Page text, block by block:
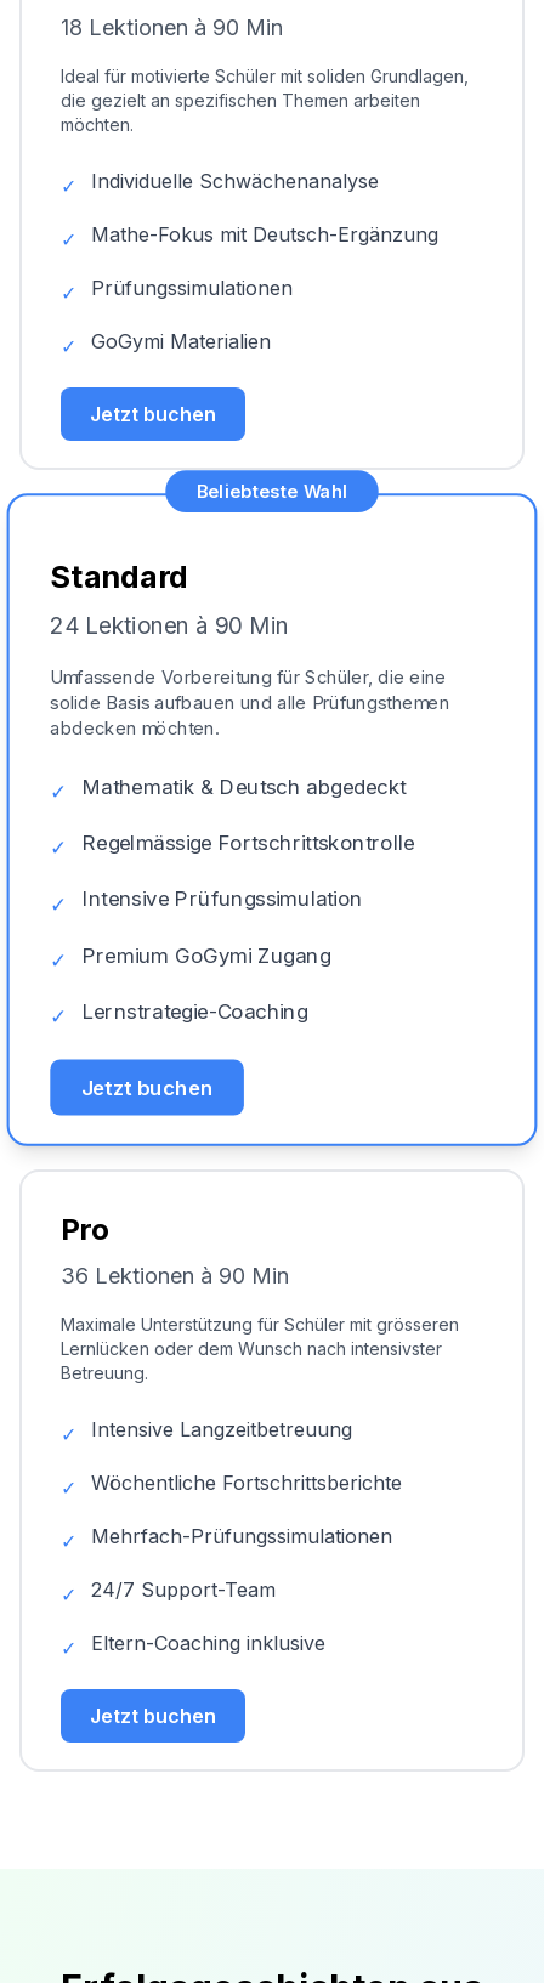
18 Lektionen à 90 Min
Ideal für motivierte Schüler mit soliden Grundlagen,
die gezielt an spezifischen Themen arbeiten
möchten.
✓ Individuelle Schwächenanalyse
✓ Mathe-Fokus mit Deutsch-Ergänzung
✓ Prüfungssimulationen
✓ GoGymi Materialien
Jetzt buchen
Beliebteste Wahl
Standard
24 Lektionen à 90 Min
Umfassende Vorbereitung für Schüler, die eine
solide Basis aufbauen und alle Prüfungsthemen
abdecken möchten.
✓ Mathematik & Deutsch abgedeckt
✓ Regelmässige Fortschrittskontrolle
✓ Intensive Prüfungssimulation
✓ Premium GoGymi Zugang
✓ Lernstrategie-Coaching
Jetzt buchen
Pro
36 Lektionen à 90 Min
Maximale Unterstützung für Schüler mit grösseren
Lernlücken oder dem Wunsch nach intensivster
Betreuung.
✓ Intensive Langzeitbetreuung
✓ Wöchentliche Fortschrittsberichte
✓ Mehrfach-Prüfungssimulationen
✓ 24/7 Support-Team
✓ Eltern-Coaching inklusive
Jetzt buchen